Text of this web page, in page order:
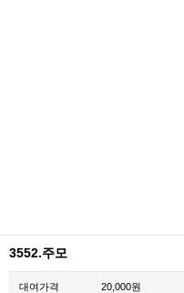
3552.주모
대여가격 20,000원